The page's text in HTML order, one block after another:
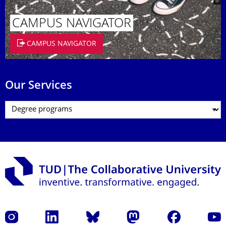
CAMPUS NAVIGATOR
CAMPUS NAVIGATOR
Our Services
Instagram LinkedIn Bluesky Mastodon Facebook